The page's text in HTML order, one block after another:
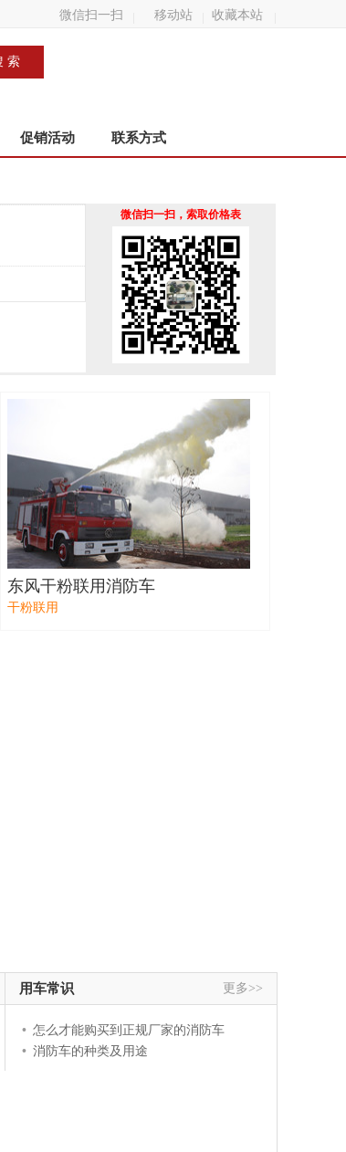
微信扫一扫 移动站 收藏本站
促销活动 联系方式
微信扫一扫，索取价格表
东风干粉联用消防车
干粉联用
用车常识 更多>>
• 怎么才能购买到正规厂家的消防车
• 消防车的种类及用途